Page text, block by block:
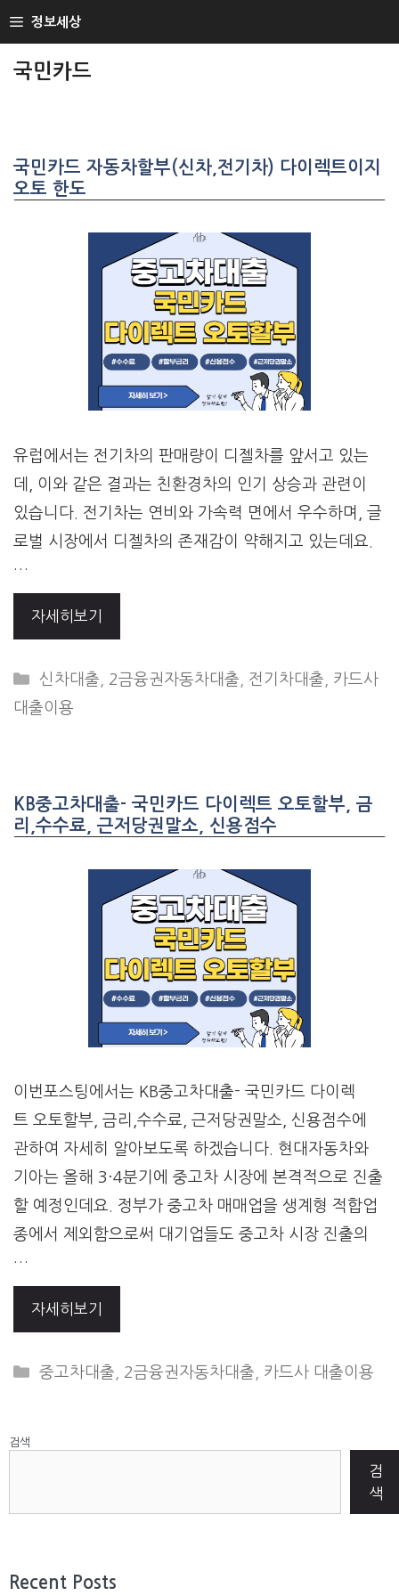
TO
정보세상
국민카드
국민카드 자동차할부(신차,전기차) 다이렉트이지
오토 한도
유럽에서는 전기차의 판매량이 디젤차를 앞서고 있는
데, 이와 같은 결과는 친환경차의 인기 상승과 관련이
있습니다. 전기차는 연비와 가속력 면에서 우수하며, 글
로벌 시장에서 디젤차의 존재감이 약해지고 있는데요.
…
자세히보기
CATEGORIES
신차대출 2금융권자동차대출 전기차대출
카드사
대출이용
KB중고차대출- 국민카드 다이렉트 오토할부, 금
리,수수료, 근저당권말소, 신용점수
이번포스팅에서는 KB중고차대출- 국민카드 다이렉
트 오토할부, 금리,수수료, 근저당권말소, 신용점수에
관하여 자세히 알아보도록 하겠습니다. 현대자동차와
기아는 올해 3·4분기에 중고차 시장에 본격적으로 진출
할 예정인데요. 정부가 중고차 매매업을 생계형 적합업
종에서 제외함으로써 대기업들도 중고차 시장 진출의
…
자세히보기
CATEGORIES
중고차대출 2금융권자동차대출 카드사 대출이용
검색
검
색
Recent Posts